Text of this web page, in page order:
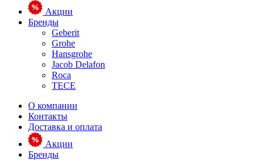
Акции
Бренды
Geberit
Grohe
Hansgrohe
Jacob Delafon
Roca
TECE
О компании
Контакты
Доставка и оплата
Акции
Бренды